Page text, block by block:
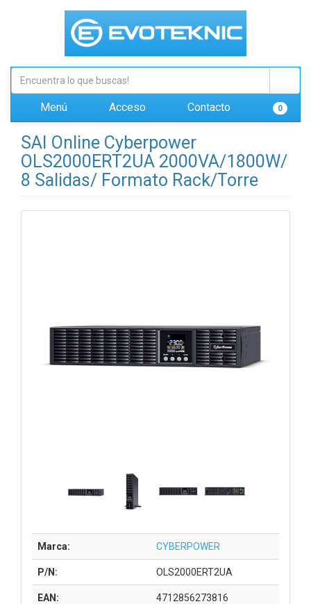
Menú Acceso Contacto 0
SAI Online Cyberpower
OLS2000ERT2UA 2000VA/1800W/
8 Salidas/ Formato Rack/Torre
Marca: CYBERPOWER
P/N: OLS2000ERT2UA
EAN: 4712856273816